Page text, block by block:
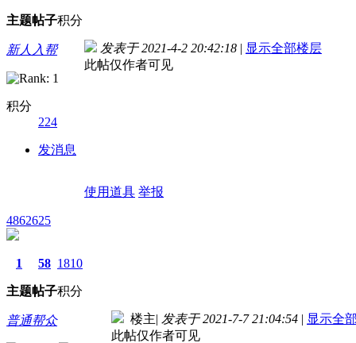
主题帖子积分
新人入帮
积分
224
发消息
发表于 2021-4-2 20:42:18 | 显示全部楼层
此帖仅作者可见
使用道具 举报
4862625
1
主题
58
帖子
1810
积分
普通帮众 楼主| 发表于 2021-7-7 21:04:54 | 显示全
此帖仅作者可见